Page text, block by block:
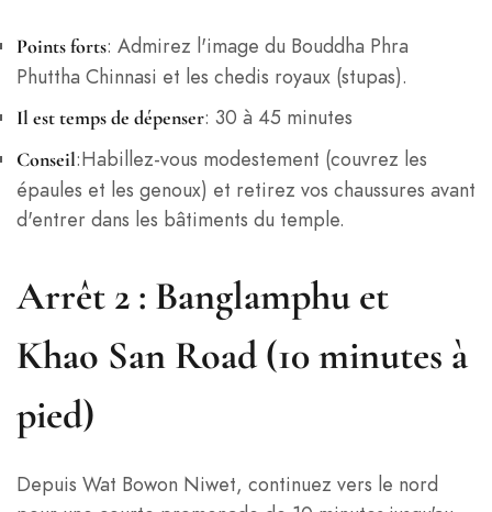
Points forts: Admirez l'image du Bouddha Phra
Phuttha Chinnasi et les chedis royaux (stupas).
Il est temps de dépenser: 30 à 45 minutes
Conseil:Habillez-vous modestement (couvrez les
épaules et les genoux) et retirez vos chaussures avant
d'entrer dans les bâtiments du temple.
Arrêt 2 : Banglamphu et
Khao San Road (10 minutes à
pied)
Depuis Wat Bowon Niwet, continuez vers le nord